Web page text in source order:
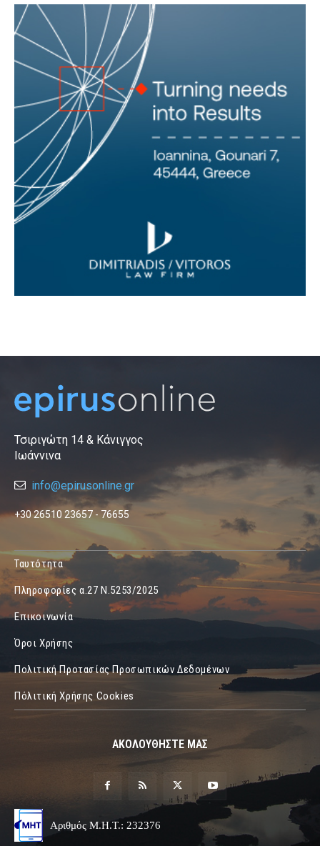
Τσιριγώτη 14 & Κάνιγγος
Ιωάννινα
info@epirusonline.gr
+30 26510 23657 - 76655
Ταυτότητα
Πληροφορίες α.27 Ν.5253/2025
Επικοινωνία
Όροι Χρήσης
Πολιτική Προτασίας Προσωπικών Δεδομένων
Πόλιτική Χρήσης Cookies
ΑΚΟΛΟΥΘΗΣΤΕ ΜΑΣ
Αριθμός Μ.Η.Τ.: 232376